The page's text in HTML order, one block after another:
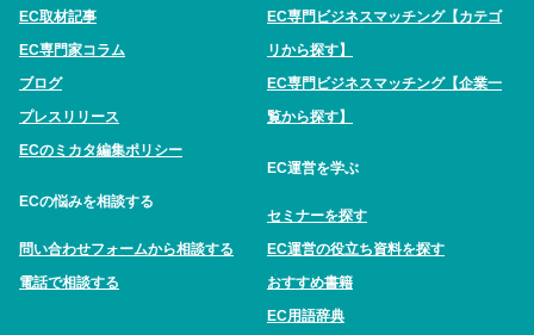
EC取材記事
EC専門家コラム
ブログ
プレスリリース
ECのミカタ編集ポリシー
ECの悩みを相談する
問い合わせフォームから相談する
電話で相談する
EC専門ビジネスマッチング【カテゴ
リから探す】
EC専門ビジネスマッチング【企業一
覧から探す】
EC運営を学ぶ
セミナーを探す
EC運営の役立ち資料を探す
おすすめ書籍
EC用語辞典